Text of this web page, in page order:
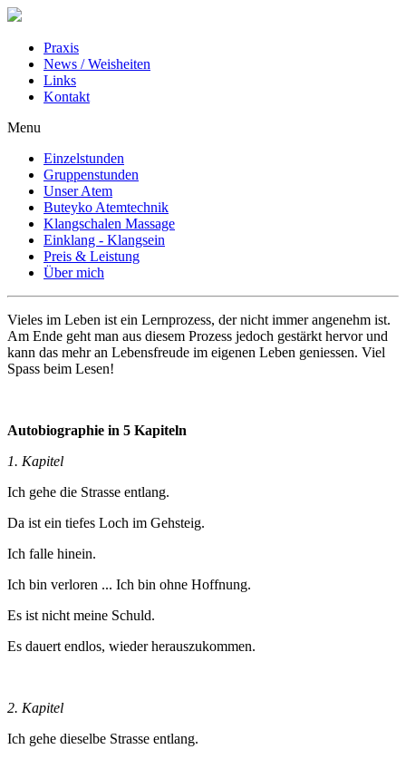
Praxis
News / Weisheiten
Links
Kontakt
Menu
Einzelstunden
Gruppenstunden
Unser Atem
Buteyko Atemtechnik
Klangschalen Massage
Einklang - Klangsein
Preis & Leistung
Über mich
Vieles im Leben ist ein Lernprozess, der nicht immer angenehm ist.
Am Ende geht man aus diesem Prozess jedoch gestärkt hervor und
kann das mehr an Lebensfreude im eigenen Leben geniessen. Viel
Spass beim Lesen!
Autobiographie in 5 Kapiteln
1. Kapitel
Ich gehe die Strasse entlang.
Da ist ein tiefes Loch im Gehsteig.
Ich falle hinein.
Ich bin verloren ... Ich bin ohne Hoffnung.
Es ist nicht meine Schuld.
Es dauert endlos, wieder herauszukommen.
2. Kapitel
Ich gehe dieselbe Strasse entlang.